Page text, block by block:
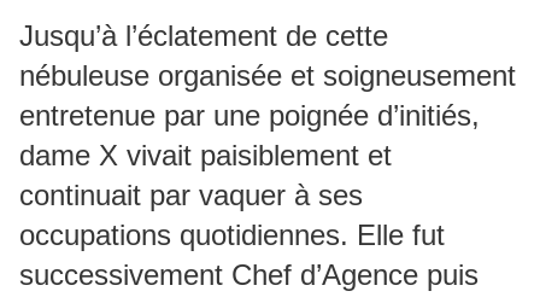
Jusqu’à l’éclatement de cette
nébuleuse organisée et soigneusement
entretenue par une poignée d’initiés,
dame X vivait paisiblement et
continuait par vaquer à ses
occupations quotidiennes. Elle fut
successivement Chef d’Agence puis